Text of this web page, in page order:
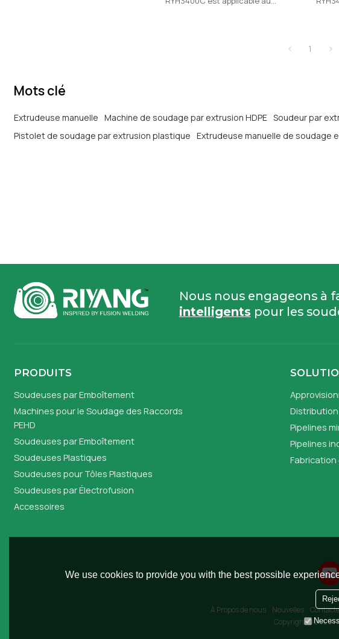
1
Mots clé
Extrudeuse manuelle Machine de soudage par extrusion HDPE Soudeur par
Pistolet de soudage par extrusion plastique
Extrudeuse manuelle de soudage
Nous nous engageons à
intelligents pour les
PRODUITS
Soudeuses par Emboîtement
Machines pour le Soudage des Raccords
PEHD
Soudeuses par Emboîtement
Soudeuses Plastiques
Soudeuses pour Tôles Plastiques
Soudeuses par Électrofusion
Accessoires
Pipelines
Pipelines
À Propos de nous Nouvelles
Copyright © 2026
We use cookies to provide you with the best possible